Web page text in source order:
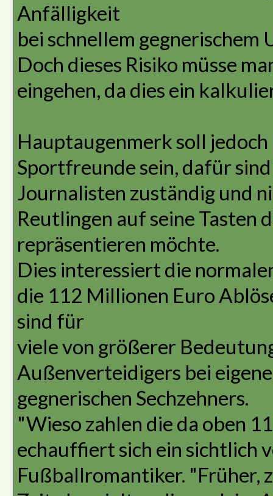
Anfälligkeit
bei schnellem gegnerischem
Doch dieses Risiko müsse
eingehen, da dies ein
Hauptaugenmerk soll
Sportfreunde sein, dafür
Journalisten zuständig und
Reutlingen auf seine Tasten
repräsentieren möchte.
Dies interessiert die
die 112 Millionen Euro
sind für
viele von größerer
Außenverteidigers bei
gegnerischen Sechzehners.
"Wieso zahlen die da oben
echauffiert sich ein sichtlich
Fußballromantiker. "Früher,